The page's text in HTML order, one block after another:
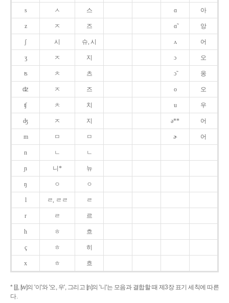
s ㅅ 스 ɑ 아
z ㅈ 즈 ɑ̃ 앙
ʃ 시 슈, 시 ʌ 어
ʒ ㅈ 지 ɔ 오
ʦ ㅊ 츠 ɔ̃ 옹
ʣ ㅈ 즈 o 오
ʧ ㅊ 치 u 우
ʤ ㅈ 지 ə** 어
m ㅁ ㅁ ɚ 어
n ㄴ ㄴ
ɲ 니* 뉴
ŋ ㅇ ㅇ
l ㄹ, ㄹㄹ ㄹ
r ㄹ 르
h ㅎ 흐
ç ㅎ 히
x ㅎ 흐
* [j], [w]의 '이'와 '오, 우', 그리고 [ɲ]의 '니'는 모음과 결합할 때 제3장 표기 세칙에 따른
다.